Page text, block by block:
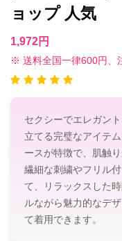
ョップ 人気
1,972円
※ 送料全国一律600円、
セクシーでエレガン
立てる完璧なアイテ
ースが特徴で、肌触
繊細な刺繍やフリル
て、リラックスした
ルながら魅力的なデ
て着用できます。